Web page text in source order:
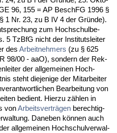
96, 155 = AP BeschFG 1996 §
1 Nr. 23, zu B IV 4 der Gründe).
zum Hoch­schul­be­
5 Tz­B­fG nicht der In­sti­tuts­lei­ter
des Ar­beit­neh­mers (zu § 625
98/00 - aaO), son­dern der Rek­
der all­ge­mei­nen Hoch­
steht die­je­ni­ge der Mit­ar­bei­ter
Be­ar­bei­tung von
be­dient. Hier­zu zählen in
vonAr­beits­verträgen be­rech­tig­
Da­ne­ben können auch
all­ge­mei­nen Hoch­schul­ver­wal­